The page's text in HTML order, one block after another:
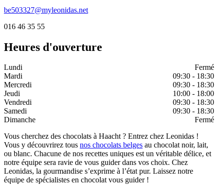
be503327@myleonidas.net
016 46 35 55
Heures d'ouverture
Lundi
Fermé
Mardi
09:30 - 18:30
Mercredi
09:30 - 18:30
Jeudi
10:00 - 18:00
Vendredi
09:30 - 18:30
Samedi
09:30 - 18:30
Dimanche
Fermé
Vous cherchez des chocolats à Haacht ? Entrez chez Leonidas !
Vous y découvrirez tous nos chocolats belges au chocolat noir, lait,
ou blanc. Chacune de nos recettes uniques est un véritable délice, et
notre équipe sera ravie de vous guider dans vos choix. Chez
Leonidas, la gourmandise s’exprime à l’état pur. Laissez notre
équipe de spécialistes en chocolat vous guider !